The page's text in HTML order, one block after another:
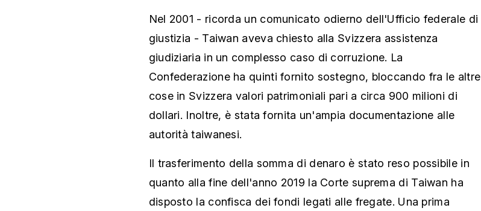
Nel 2001 - ricorda un comunicato odierno dell'Ufficio federale di
giustizia - Taiwan aveva chiesto alla Svizzera assistenza
giudiziaria in un complesso caso di corruzione. La
Confederazione ha quinti fornito sostegno, bloccando fra le altre
cose in Svizzera valori patrimoniali pari a circa 900 milioni di
dollari. Inoltre, è stata fornita un'ampia documentazione alle
autorità taiwanesi.
Il trasferimento della somma di denaro è stato reso possibile in
quanto alla fine dell'anno 2019 la Corte suprema di Taiwan ha
disposto la confisca dei fondi legati alle fregate. Una prima